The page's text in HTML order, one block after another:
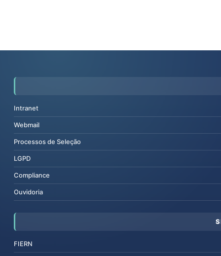
Intranet
Webmail
Processos de Seleção
LGPD
Compliance
Ouvidoria
FIERN